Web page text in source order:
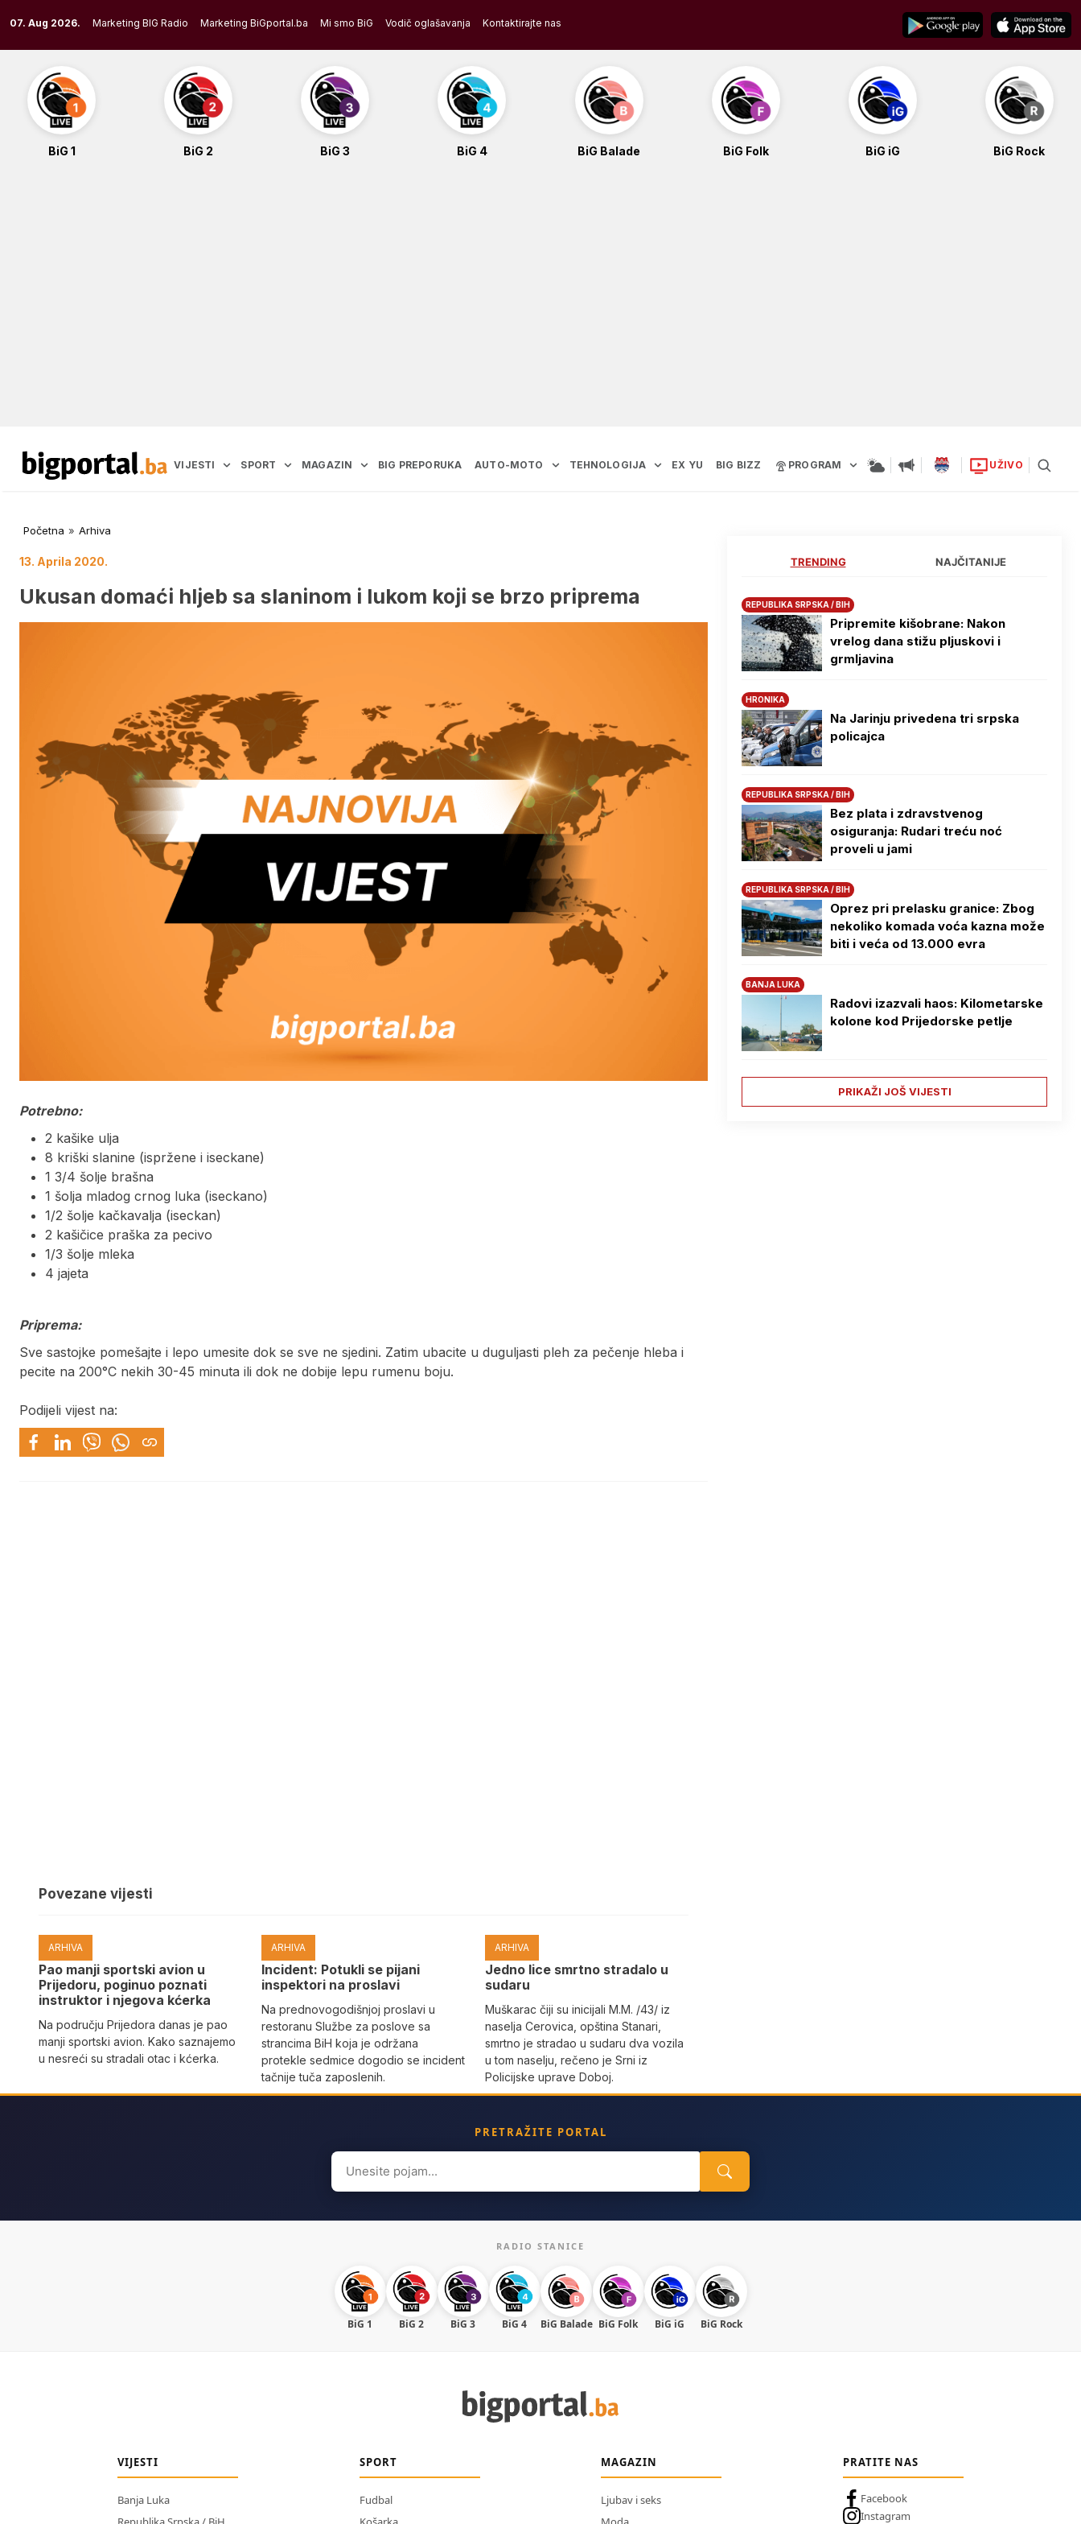
to
content
07. Aug 2026. Marketing BIG Radio Marketing BiGportal.ba Mi smo BiG Vodič oglašavanja Kontaktirajte nas
BiG 1 BiG 2 BiG 3 BiG 4 BiG Balade BiG Folk BiG iG BiG Rock
VIJESTI SPORT MAGAZIN BIG PREPORUKA AUTO-MOTO TEHNOLOGIJA EX YU BIG BIZZ PROGRAM UŽIVO
Početna » Arhiva
13. Aprila 2020.
Ukusan domaći hljeb sa slaninom i lukom koji se brzo priprema
Potrebno:
2 kašike ulja
8 kriški slanine (ispržene i iseckane)
1 3/4 šolje brašna
1 šolja mladog crnog luka (iseckano)
1/2 šolje kačkavalja (iseckan)
2 kašičice praška za pecivo
1/3 šolje mleka
4 jajeta
Priprema:
Sve sastojke pomešajte i lepo umesite dok se sve ne sjedini. Zatim ubacite u duguljasti pleh za pečenje hleba i
pecite na 200°C nekih 30-45 minuta ili dok ne dobije lepu rumenu boju.
Podijeli vijest na:
Povezane vijesti
ARHIVA
Pao manji sportski avion u
Prijedoru, poginuo poznati
instruktor i njegova kćerka
Na području Prijedora danas je pao
manji sportski avion. Kako saznajemo
u nesreći su stradali otac i kćerka.
ARHIVA
Incident: Potukli se pijani
inspektori na proslavi
Na prednovogodišnjoj proslavi u
restoranu Službe za poslove sa
strancima BiH koja je održana
protekle sedmice dogodio se incident
tačnije tuča zaposlenih.
ARHIVA
Јedno lice smrtno stradalo u
sudaru
Muškarac čiji su inicijali M.M. /43/ iz
naselja Cerovica, opština Stanari,
smrtno je stradao u sudaru dva vozila
u tom naselju, rečeno je Srni iz
Policijske uprave Doboj.
TRENDING NAJČITANIJE
REPUBLIKA SRPSKA / BIH
Pripremite kišobrane: Nakon
vrelog dana stižu pljuskovi i
grmljavina
HRONIKA
Na Јarinju privedena tri srpska
policajca
REPUBLIKA SRPSKA / BIH
Bez plata i zdravstvenog
osiguranja: Rudari treću noć
proveli u jami
REPUBLIKA SRPSKA / BIH
Oprez pri prelasku granice: Zbog
nekoliko komada voća kazna može
biti i veća od 13.000 evra
BANJA LUKA
Radovi izazvali haos: Kilometarske
kolone kod Prijedorske petlje
PRIKAŽI JOŠ VIJESTI
PRETRAŽITE PORTAL
Search
for:
RADIO STANICE
BiG 1 BiG 2 BiG 3 BiG 4 BiG Balade BiG Folk BiG iG BiG Rock
VIJESTI
Banja Luka
SPORT
Fudbal
MAGAZIN
Ljubav i seks
PRATITE NAS
Facebook
Instagram